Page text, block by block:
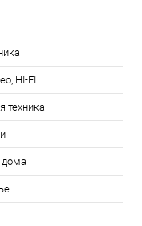
HI-FI
техника
дома